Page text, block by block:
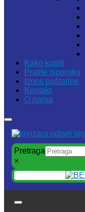
Kako kupiti
Pratite isporuku
Iznos poštarine
Kontakt
O nama
Pretraga
×